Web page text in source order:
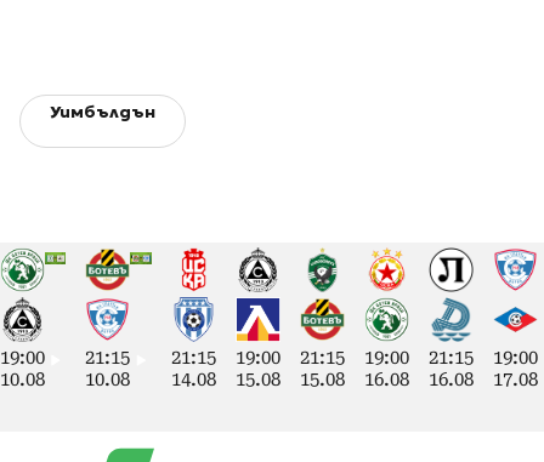
Уимбълдън
19:00
10.08
21:15
10.08
21:15
14.08
19:00
15.08
21:15
15.08
19:00
16.08
21:15
16.08
19:00
17.08